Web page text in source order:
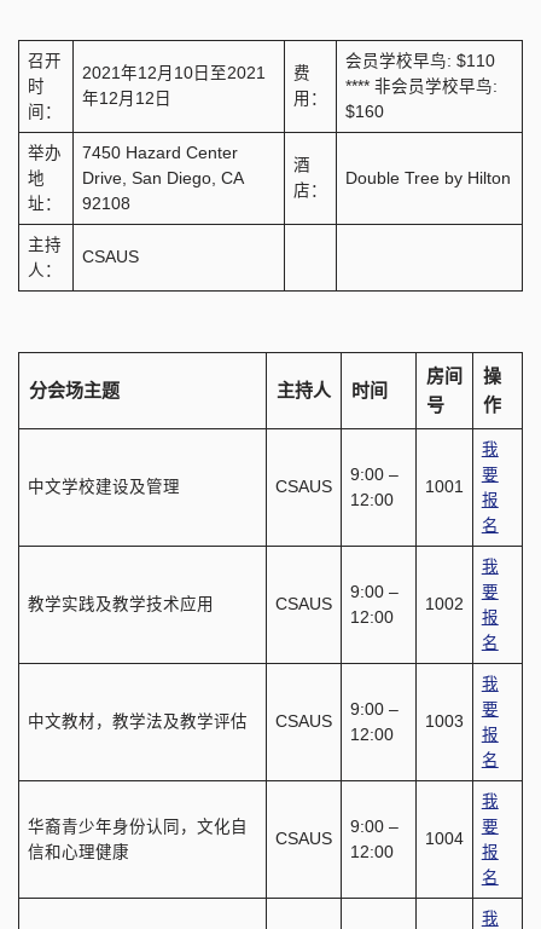
召开
时
间：
2021年12月10日至2021
年12月12日
费
用：
会员学校早鸟: $110
**** 非会员学校早鸟:
$160
举办
地
址：
7450 Hazard Center
Drive, San Diego, CA
92108
酒
店：
Double Tree by Hilton
主持
人：
CSAUS
分会场主题 主持人 时间
房间
号
操
作
中文学校建设及管理 CSAUS
9:00 –
12:00
1001
我
要
报
名
教学实践及教学技术应用 CSAUS
9:00 –
12:00
1002
我
要
报
名
中文教材，教学法及教学评估 CSAUS
9:00 –
12:00
1003
我
要
报
名
华裔青少年身份认同，文化自
信和心理健康
CSAUS
9:00 –
12:00
1004
我
要
报
名
我